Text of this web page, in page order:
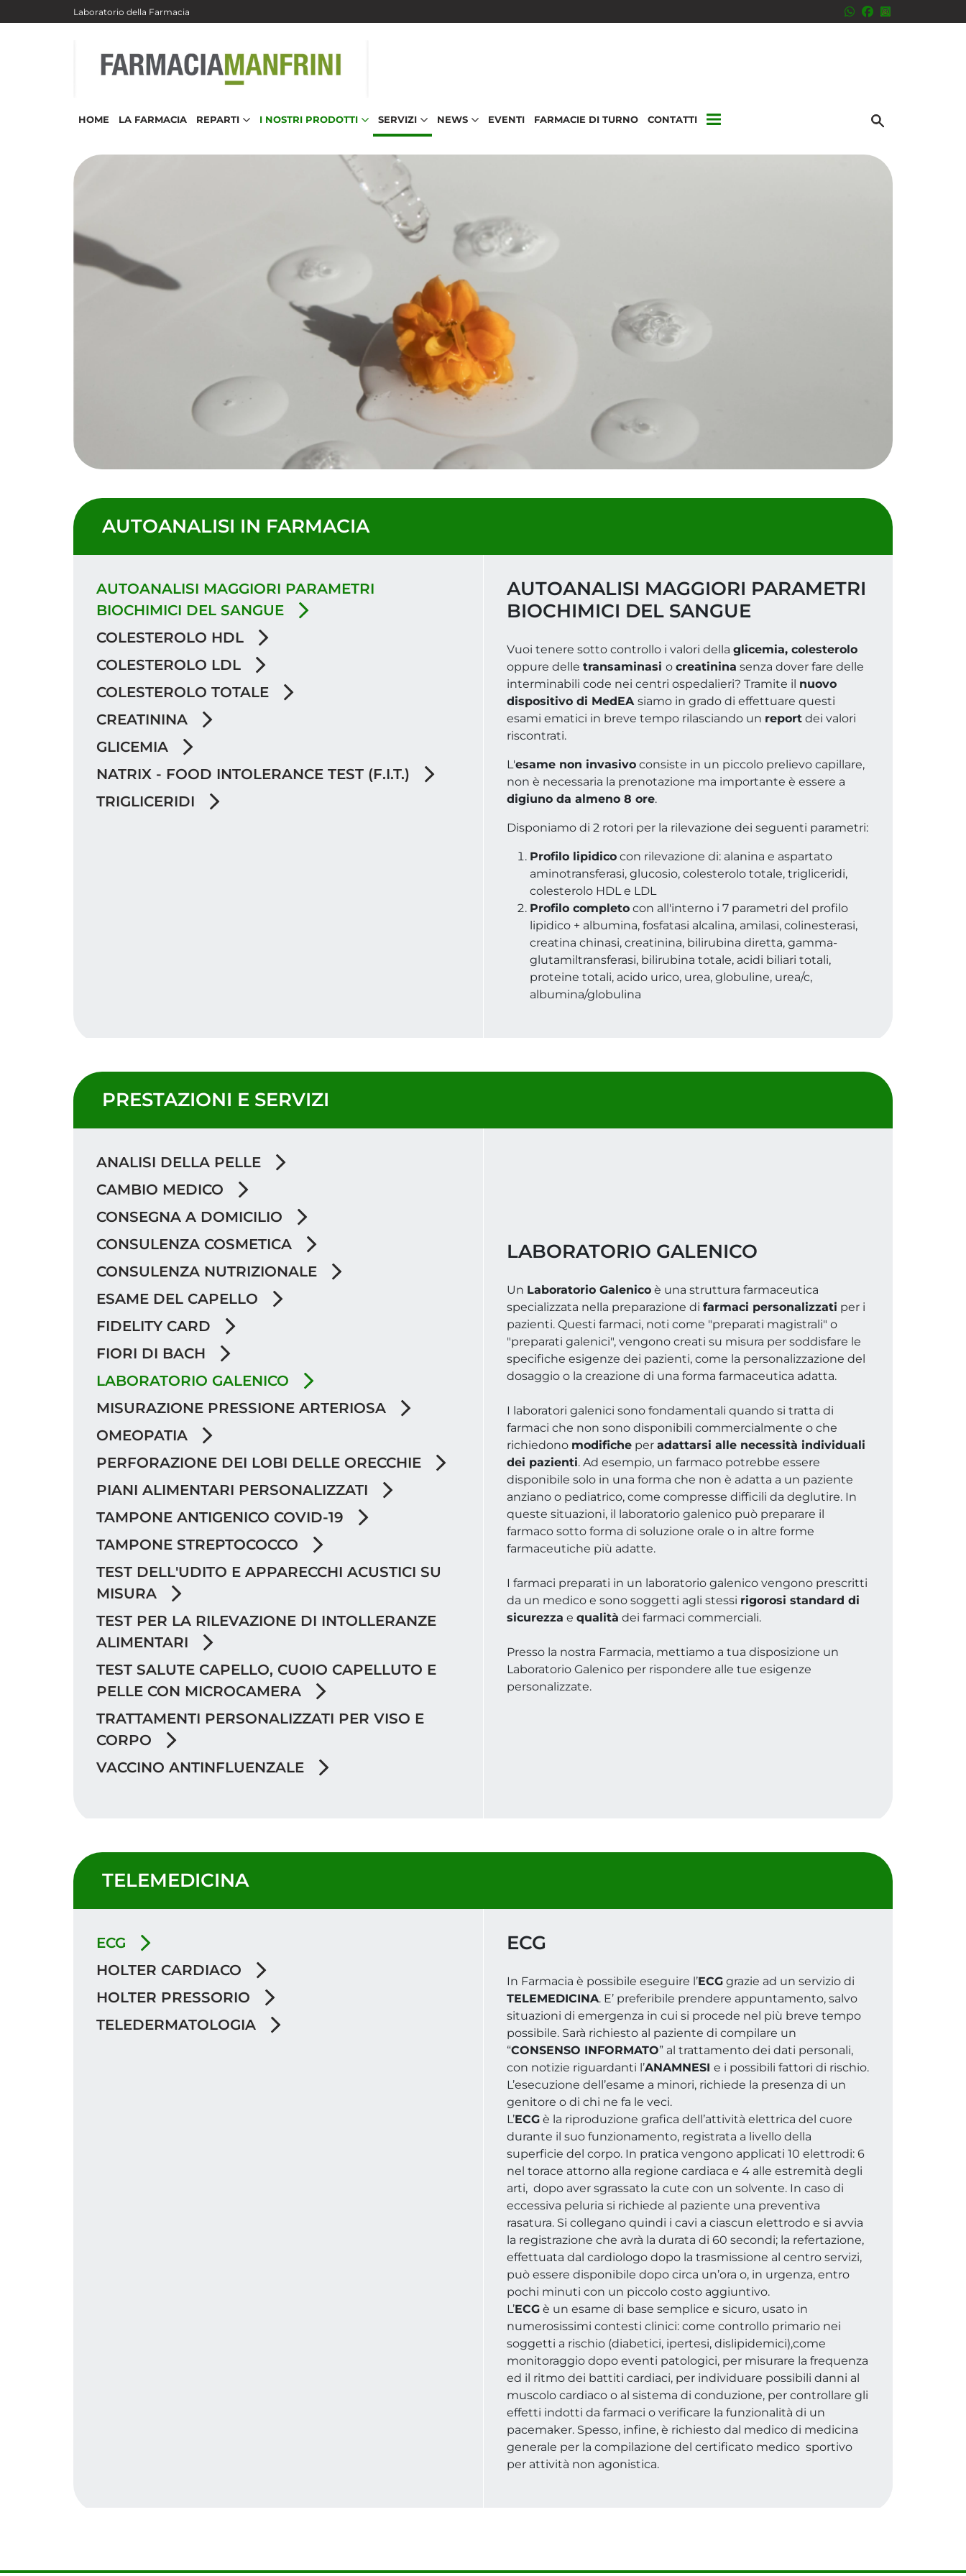
Salta al contenuto principale
Laboratorio della Farmacia
HOME LA FARMACIA REPARTI I NOSTRI PRODOTTI SERVIZI NEWS EVENTI FARMACIE DI TURNO CONTATTI
AUTOANALISI IN FARMACIA
AUTOANALISI MAGGIORI PARAMETRI
BIOCHIMICI DEL SANGUE
COLESTEROLO HDL
COLESTEROLO LDL
COLESTEROLO TOTALE
CREATININA
GLICEMIA
NATRIX - FOOD INTOLERANCE TEST (F.I.T.)
TRIGLICERIDI
AUTOANALISI MAGGIORI PARAMETRI
BIOCHIMICI DEL SANGUE
Vuoi tenere sotto controllo i valori della glicemia, colesterolo
oppure delle transaminasi o creatinina senza dover fare delle
interminabili code nei centri ospedalieri? Tramite il nuovo
dispositivo di MedEA siamo in grado di effettuare questi
esami ematici in breve tempo rilasciando un report dei valori
riscontrati.
L'esame non invasivo consiste in un piccolo prelievo capillare,
non è necessaria la prenotazione ma importante è essere a
digiuno da almeno 8 ore.
Disponiamo di 2 rotori per la rilevazione dei seguenti parametri:
Profilo lipidico con rilevazione di: alanina e aspartato
aminotransferasi, glucosio, colesterolo totale, trigliceridi,
colesterolo HDL e LDL
Profilo completo con all'interno i 7 parametri del profilo
lipidico + albumina, fosfatasi alcalina, amilasi, colinesterasi,
creatina chinasi, creatinina, bilirubina diretta, gamma-
glutamiltransferasi, bilirubina totale, acidi biliari totali,
proteine totali, acido urico, urea, globuline, urea/c,
albumina/globulina
PRESTAZIONI E SERVIZI
ANALISI DELLA PELLE
CAMBIO MEDICO
CONSEGNA A DOMICILIO
CONSULENZA COSMETICA
CONSULENZA NUTRIZIONALE
ESAME DEL CAPELLO
FIDELITY CARD
FIORI DI BACH
LABORATORIO GALENICO
MISURAZIONE PRESSIONE ARTERIOSA
OMEOPATIA
PERFORAZIONE DEI LOBI DELLE ORECCHIE
PIANI ALIMENTARI PERSONALIZZATI
TAMPONE ANTIGENICO COVID-19
TAMPONE STREPTOCOCCO
TEST DELL'UDITO E APPARECCHI ACUSTICI SU
MISURA
TEST PER LA RILEVAZIONE DI INTOLLERANZE
ALIMENTARI
TEST SALUTE CAPELLO, CUOIO CAPELLUTO E
PELLE CON MICROCAMERA
TRATTAMENTI PERSONALIZZATI PER VISO E
CORPO
VACCINO ANTINFLUENZALE
LABORATORIO GALENICO
Un Laboratorio Galenico è una struttura farmaceutica
specializzata nella preparazione di farmaci personalizzati per i
pazienti. Questi farmaci, noti come "preparati magistrali" o
"preparati galenici", vengono creati su misura per soddisfare le
specifiche esigenze dei pazienti, come la personalizzazione del
dosaggio o la creazione di una forma farmaceutica adatta.
I laboratori galenici sono fondamentali quando si tratta di
farmaci che non sono disponibili commercialmente o che
richiedono modifiche per adattarsi alle necessità individuali
dei pazienti. Ad esempio, un farmaco potrebbe essere
disponibile solo in una forma che non è adatta a un paziente
anziano o pediatrico, come compresse difficili da deglutire. In
queste situazioni, il laboratorio galenico può preparare il
farmaco sotto forma di soluzione orale o in altre forme
farmaceutiche più adatte.
I farmaci preparati in un laboratorio galenico vengono prescritti
da un medico e sono soggetti agli stessi rigorosi standard di
sicurezza e qualità dei farmaci commerciali.
Presso la nostra Farmacia, mettiamo a tua disposizione un
Laboratorio Galenico per rispondere alle tue esigenze
personalizzate.
TELEMEDICINA
ECG
HOLTER CARDIACO
HOLTER PRESSORIO
TELEDERMATOLOGIA
ECG
In Farmacia è possibile eseguire l’ECG grazie ad un servizio di
TELEMEDICINA. E’ preferibile prendere appuntamento, salvo
situazioni di emergenza in cui si procede nel più breve tempo
possibile. Sarà richiesto al paziente di compilare un
“CONSENSO INFORMATO” al trattamento dei dati personali,
con notizie riguardanti l’ANAMNESI e i possibili fattori di rischio.
L’esecuzione dell’esame a minori, richiede la presenza di un
genitore o di chi ne fa le veci.
L’ECG è la riproduzione grafica dell’attività elettrica del cuore
durante il suo funzionamento, registrata a livello della
superficie del corpo. In pratica vengono applicati 10 elettrodi: 6
nel torace attorno alla regione cardiaca e 4 alle estremità degli
arti, dopo aver sgrassato la cute con un solvente. In caso di
eccessiva peluria si richiede al paziente una preventiva
rasatura. Si collegano quindi i cavi a ciascun elettrodo e si avvia
la registrazione che avrà la durata di 60 secondi; la refertazione,
effettuata dal cardiologo dopo la trasmissione al centro servizi,
può essere disponibile dopo circa un’ora o, in urgenza, entro
pochi minuti con un piccolo costo aggiuntivo.
L’ECG è un esame di base semplice e sicuro, usato in
numerosissimi contesti clinici: come controllo primario nei
soggetti a rischio (diabetici, ipertesi, dislipidemici),come
monitoraggio dopo eventi patologici, per misurare la frequenza
ed il ritmo dei battiti cardiaci, per individuare possibili danni al
muscolo cardiaco o al sistema di conduzione, per controllare gli
effetti indotti da farmaci o verificare la funzionalità di un
pacemaker. Spesso, infine, è richiesto dal medico di medicina
generale per la compilazione del certificato medico sportivo
per attività non agonistica.